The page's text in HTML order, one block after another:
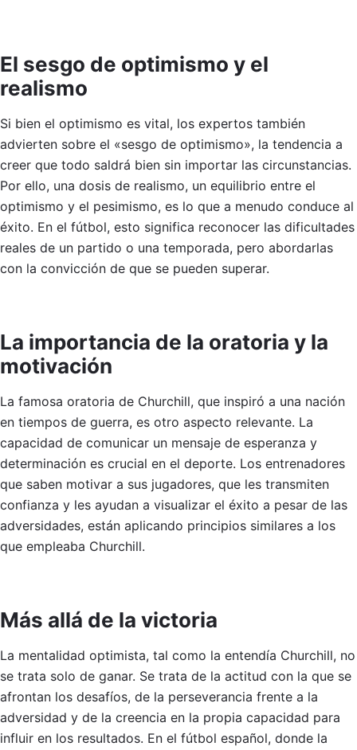
El sesgo de optimismo y el
realismo
Si bien el optimismo es vital, los expertos también
advierten sobre el «sesgo de optimismo», la tendencia a
creer que todo saldrá bien sin importar las circunstancias.
Por ello, una dosis de realismo, un equilibrio entre el
optimismo y el pesimismo, es lo que a menudo conduce al
éxito. En el fútbol, esto significa reconocer las dificultades
reales de un partido o una temporada, pero abordarlas
con la convicción de que se pueden superar.
La importancia de la oratoria y la
motivación
La famosa oratoria de Churchill, que inspiró a una nación
en tiempos de guerra, es otro aspecto relevante. La
capacidad de comunicar un mensaje de esperanza y
determinación es crucial en el deporte. Los entrenadores
que saben motivar a sus jugadores, que les transmiten
confianza y les ayudan a visualizar el éxito a pesar de las
adversidades, están aplicando principios similares a los
que empleaba Churchill.
Más allá de la victoria
La mentalidad optimista, tal como la entendía Churchill, no
se trata solo de ganar. Se trata de la actitud con la que se
afrontan los desafíos, de la perseverancia frente a la
adversidad y de la creencia en la propia capacidad para
influir en los resultados. En el fútbol español, donde la